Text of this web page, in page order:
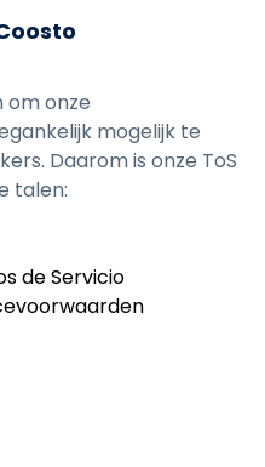
om onze
mogelijk te
Daarom is onze ToS
talen:
de Servicio